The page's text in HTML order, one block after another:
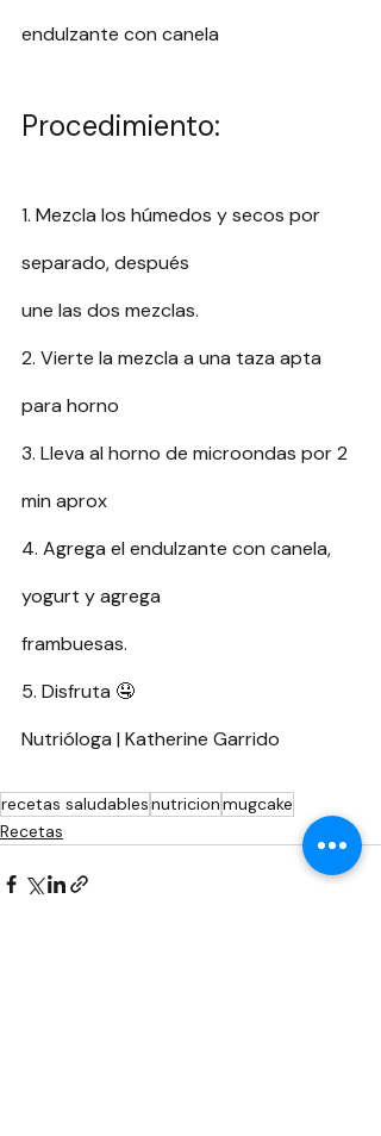
endulzante con canela
Procedimiento:
1. Mezcla los húmedos y secos por
separado, después
une las dos mezclas.
2. Vierte la mezcla a una taza apta
para horno
3. Lleva al horno de microondas por 2
min aprox
4. Agrega el endulzante con canela,
yogurt y agrega
frambuesas.
5. Disfruta 🤤
Nutrióloga | Katherine Garrido
recetas saludablesnutricionmugcake
Recetas